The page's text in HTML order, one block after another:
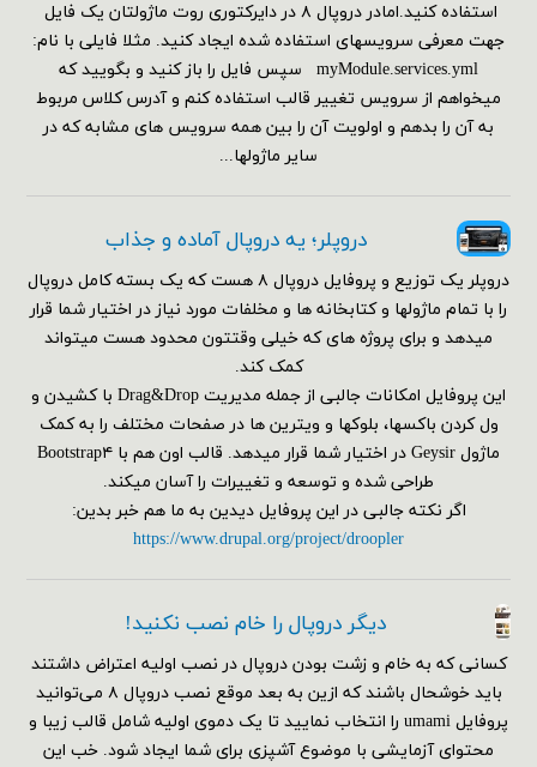
استفاده کنید.امادر دروپال ۸ در دایرکتوری روت ماژولتان یک فایل
جهت معرفی سرویسهای استفاده شده ایجاد کنید. مثلا فایلی با نام:
myModule.services.yml سپس فایل را باز کنید و بگویید که
میخواهم از سرویس تغییر قالب استفاده کنم و آدرس کلاس مربوط
به آن را بدهم و اولویت آن را بین همه سرویس های مشابه که در
سایر ماژولها...
دروپلر؛ یه دروپال آماده و جذاب
دروپلر یک توزیع و پروفایل دروپال ۸ هست که یک بسته کامل دروپال
را با تمام ماژولها و کتابخانه ها و مخلفات مورد نیاز در اختیار شما قرار
میدهد و برای پروژه های که خیلی وقتتون محدود هست میتواند
کمک کند.
این پروفایل امکانات جالبی از جمله مدیریت Drag&Drop با کشیدن و
ول کردن باکسها، بلوکها و ویترین ها در صفحات مختلف را به کمک
ماژول Geysir در اختیار شما قرار میدهد. قالب اون هم با Bootstrap۴
طراحی شده و توسعه و تغییرات را آسان میکند.
اگر نکته جالبی در این پروفایل دیدین به ما هم خبر بدین:
https://www.drupal.org/project/droopler
دیگر دروپال را خام نصب نکنید!
کسانی که به خام و زشت بودن دروپال در نصب اولیه اعتراض داشتند
باید خوشحال باشند که ازین به بعد موقع نصب دروپال ۸ می‌توانید
پروفایل umami را انتخاب نمایید تا یک دموی اولیه شامل قالب زیبا و
محتوای آزمایشی با موضوع آشپزی برای شما ایجاد شود. خب این